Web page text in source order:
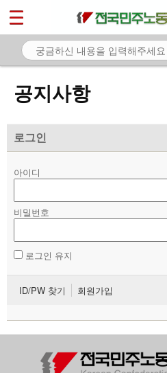
공지사항
로그인
아이디
비밀번호
로그인 유지
ID/PW 찾기 회원가입
마이페이지
소개
- 공지사항
- 성명·보도
자료
부설기관
업무